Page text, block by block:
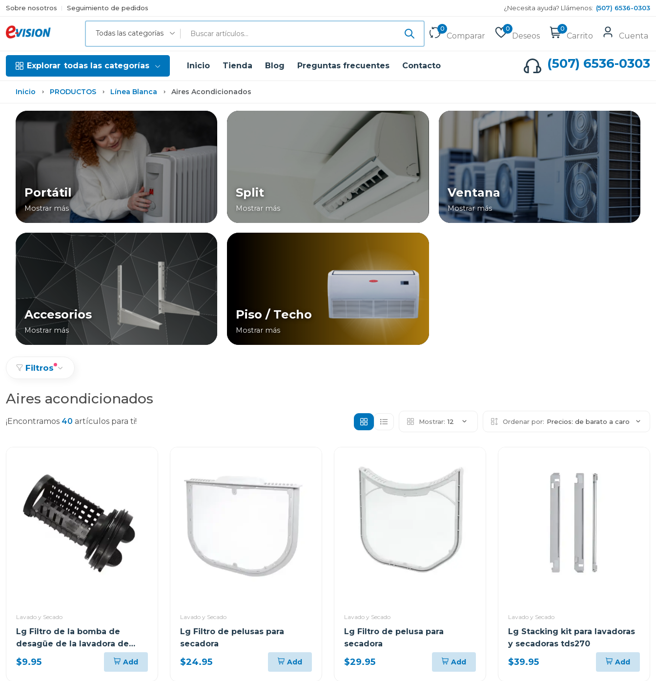
Sobre nosotros Seguimiento de pedidos ¿Necesita ayuda? Llámenos: (507) 6536-0303
Todas las categorías
0
Comparar
0
Deseos
0
Carrito Cuenta
Explorar todas las categorías Inicio Tienda Blog Preguntas frecuentes Contacto (507) 6536-0303
Inicio PRODUCTOS Línea Blanca Aires Acondicionados
Portátil
Mostrar más
Split
Mostrar más
Ventana
Mostrar más
Accesorios
Mostrar más
Piso / Techo
Mostrar más
Filtros
Aires acondicionados
¡Encontramos 40 artículos para ti! Mostrar: 12 Ordenar por: Precios: de barato a caro
Lavado y Secado
Lg Filtro de la bomba de
desagüe de la lavadora de
carga frontal
$9.95 Add
Lavado y Secado
Lg Filtro de pelusas para
secadora
$24.95 Add
Lavado y Secado
Lg Filtro de pelusa para
secadora
$29.95 Add
Lavado y Secado
Lg Stacking kit para lavadoras
y secadoras tds270
$39.95 Add